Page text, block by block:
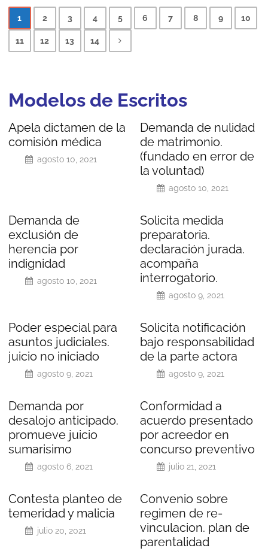
1 2 3 4 5 6 7 8 9 10
11 12 13 14
Modelos de Escritos
Apela dictamen de la
comisión médica
agosto 10, 2021
Demanda de nulidad
de matrimonio.
(fundado en error de
la voluntad)
agosto 10, 2021
Demanda de
exclusión de
herencia por
indignidad
agosto 10, 2021
Solicita medida
preparatoria.
declaración jurada.
acompaña
interrogatorio.
agosto 9, 2021
Poder especial para
asuntos judiciales.
juicio no iniciado
agosto 9, 2021
Solicita notificación
bajo responsabilidad
de la parte actora
agosto 9, 2021
Demanda por
desalojo anticipado.
promueve juicio
sumarisimo
agosto 6, 2021
Conformidad a
acuerdo presentado
por acreedor en
concurso preventivo
julio 21, 2021
Contesta planteo de
temeridad y malicia
julio 20, 2021
Convenio sobre
regimen de re-
vinculacion. plan de
parentalidad